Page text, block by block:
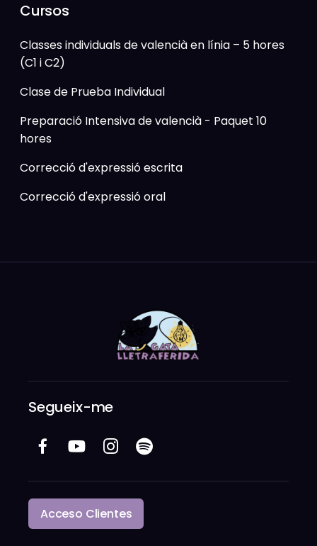
Cursos
Classes individuals de valencià en línia – 5 hores
(C1 i C2)
Clase de Prueba Individual
Preparació Intensiva de valencià - Paquet 10
hores
Correcció d'expressió escrita
Correcció d'expressió oral
Segueix-me
Acceso Clientes